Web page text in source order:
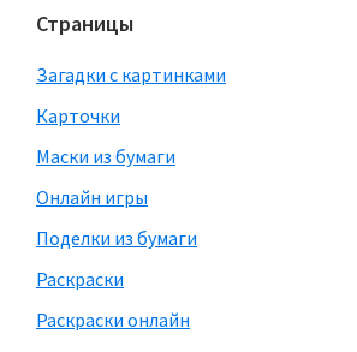
Страницы
Загадки с картинками
Карточки
Маски из бумаги
Онлайн игры
Поделки из бумаги
Раскраски
Раскраски онлайн